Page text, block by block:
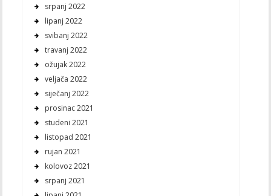
srpanj 2022
lipanj 2022
svibanj 2022
travanj 2022
ožujak 2022
veljača 2022
siječanj 2022
prosinac 2021
studeni 2021
listopad 2021
rujan 2021
kolovoz 2021
srpanj 2021